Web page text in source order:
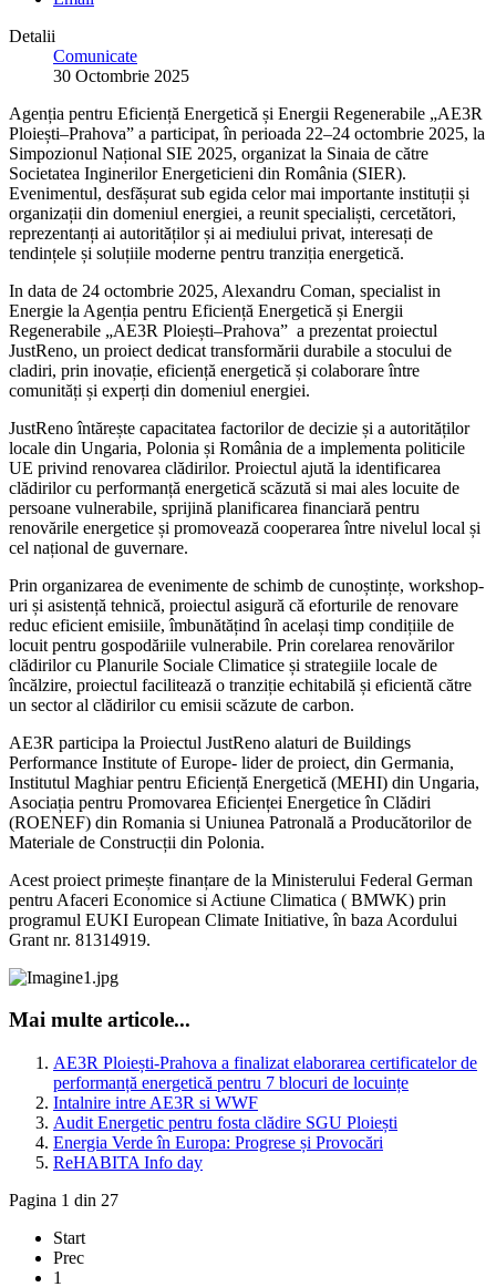
Detalii
Comunicate
30 Octombrie 2025
Agenția pentru Eficiență Energetică și Energii Regenerabile „AE3R
Ploiești–Prahova” a participat, în perioada 22–24 octombrie 2025, la
Simpozionul Național SIE 2025, organizat la Sinaia de către
Societatea Inginerilor Energeticieni din România (SIER).
Evenimentul, desfășurat sub egida celor mai importante instituții și
organizații din domeniul energiei, a reunit specialiști, cercetători,
reprezentanți ai autorităților și ai mediului privat, interesați de
tendințele și soluțiile moderne pentru tranziția energetică.
In data de 24 octombrie 2025, Alexandru Coman, specialist in
Energie la Agenția pentru Eficiență Energetică și Energii
Regenerabile „AE3R Ploiești–Prahova” a prezentat proiectul
JustReno, un proiect dedicat transformării durabile a stocului de
cladiri, prin inovație, eficiență energetică și colaborare între
comunități și experți din domeniul energiei.
JustReno întărește capacitatea factorilor de decizie și a autorităților
locale din Ungaria, Polonia și România de a implementa politicile
UE privind renovarea clădirilor. Proiectul ajută la identificarea
clădirilor cu performanță energetică scăzută si mai ales locuite de
persoane vulnerabile, sprijină planificarea financiară pentru
renovările energetice și promovează cooperarea între nivelul local și
cel național de guvernare.
Prin organizarea de evenimente de schimb de cunoștințe, workshop-
uri și asistență tehnică, proiectul asigură că eforturile de renovare
reduc eficient emisiile, îmbunătățind în același timp condițiile de
locuit pentru gospodăriile vulnerabile. Prin corelarea renovărilor
clădirilor cu Planurile Sociale Climatice și strategiile locale de
încălzire, proiectul facilitează o tranziție echitabilă și eficientă către
un sector al clădirilor cu emisii scăzute de carbon.
AE3R participa la Proiectul JustReno alaturi de Buildings
Performance Institute of Europe- lider de proiect, din Germania,
Institutul Maghiar pentru Eficiență Energetică (MEHI) din Ungaria,
Asociația pentru Promovarea Eficienței Energetice în Clădiri
(ROENEF) din Romania si Uniunea Patronală a Producătorilor de
Materiale de Construcții din Polonia.
Acest proiect primește finanțare de la Ministerului Federal German
pentru Afaceri Economice si Actiune Climatica ( BMWK) prin
programul EUKI European Climate Initiative, în baza Acordului
Grant nr. 81314919.
Mai multe articole...
AE3R Ploiești-Prahova a finalizat elaborarea certificatelor de
performanță energetică pentru 7 blocuri de locuințe
Intalnire intre AE3R si WWF
Audit Energetic pentru fosta clădire SGU Ploiești
Energia Verde în Europa: Progrese și Provocări
ReHABITA Info day
Pagina 1 din 27
Start
Prec
1